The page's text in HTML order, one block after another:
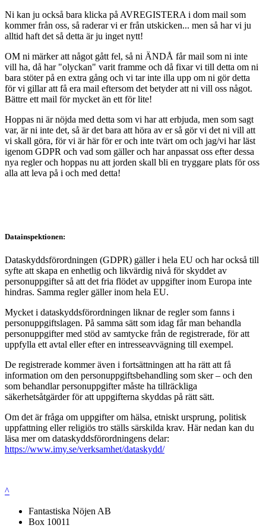
Ni kan ju också bara klicka på AVREGISTERA i dom mail som
kommer från oss, så raderar vi er från utskicken... men så har vi ju
alltid haft det så detta är ju inget nytt!
OM ni märker att något gått fel, så ni ÄNDÅ får mail som ni inte
vill ha, då har "olyckan" varit framme och då fixar vi till detta om ni
bara stöter på en extra gång och vi tar inte illa upp om ni gör detta
för vi gillar att få era mail eftersom det betyder att ni vill oss något.
Bättre ett mail för mycket än ett för lite!
Hoppas ni är nöjda med detta som vi har att erbjuda, men som sagt
var, är ni inte det, så är det bara att höra av er så gör vi det ni vill att
vi skall göra, för vi är här för er och inte tvärt om och jag/vi har läst
igenom GDPR och vad som gäller och har anpassat oss efter dessa
nya regler och hoppas nu att jorden skall bli en tryggare plats för oss
alla att leva på i och med detta!
Datainspektionen:
Dataskyddsförordningen (GDPR) gäller i hela EU och har också till
syfte att skapa en enhetlig och likvärdig nivå för skyddet av
personuppgifter så att det fria flödet av uppgifter inom Europa inte
hindras. Samma regler gäller inom hela EU.
Mycket i dataskyddsförordningen liknar de regler som fanns i
personuppgiftslagen. På samma sätt som idag får man behandla
personuppgifter med stöd av samtycke från de registrerade, för att
uppfylla ett avtal eller efter en intresseavvägning till exempel.
De registrerade kommer även i fortsättningen att ha rätt att få
information om den personuppgiftsbehandling som sker – och den
som behandlar personuppgifter måste ha tillräckliga
säkerhetsåtgärder för att uppgifterna skyddas på rätt sätt.
Om det är fråga om uppgifter om hälsa, etniskt ursprung, politisk
uppfattning eller religiös tro ställs särskilda krav. Här nedan kan du
läsa mer om dataskyddsförordningens delar:
https://www.imy.se/verksamhet/dataskydd/
^
Fantastiska Nöjen AB
Box 10011